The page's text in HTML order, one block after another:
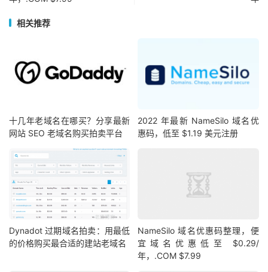
相关推荐
十几年老域名在哪买？分享最新
网站 SEO 老域名购买拍卖平台
2022 年最新 NameSilo 域名优
惠码，低至 $1.19 美元注册
Dynadot 过期域名拍卖：用最低
的价格购买最合适的建站老域名
NameSilo 域名优惠码整理，便
宜域名优惠低至 $0.29/
年，.COM $7.99